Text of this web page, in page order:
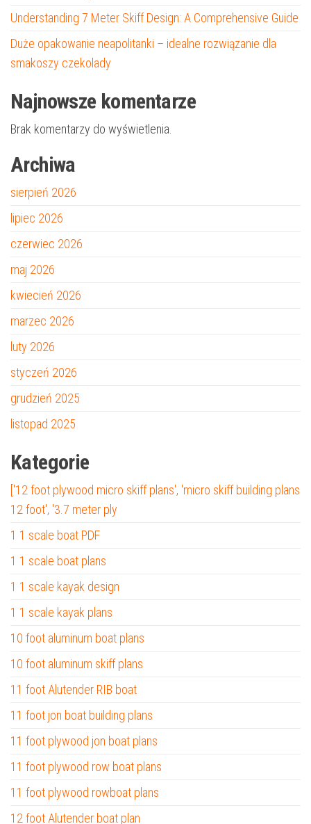
Understanding 7 Meter Skiff Design: A Comprehensive Guide
Duże opakowanie neapolitanki – idealne rozwiązanie dla
smakoszy czekolady
Najnowsze komentarze
Brak komentarzy do wyświetlenia.
Archiwa
sierpień 2026
lipiec 2026
czerwiec 2026
maj 2026
kwiecień 2026
marzec 2026
luty 2026
styczeń 2026
grudzień 2025
listopad 2025
Kategorie
['12 foot plywood micro skiff plans', 'micro skiff building plans
12 foot', '3.7 meter ply
1 1 scale boat PDF
1 1 scale boat plans
1 1 scale kayak design
1 1 scale kayak plans
10 foot aluminum boat plans
10 foot aluminum skiff plans
11 foot Alutender RIB boat
11 foot jon boat building plans
11 foot plywood jon boat plans
11 foot plywood row boat plans
11 foot plywood rowboat plans
12 foot Alutender boat plan